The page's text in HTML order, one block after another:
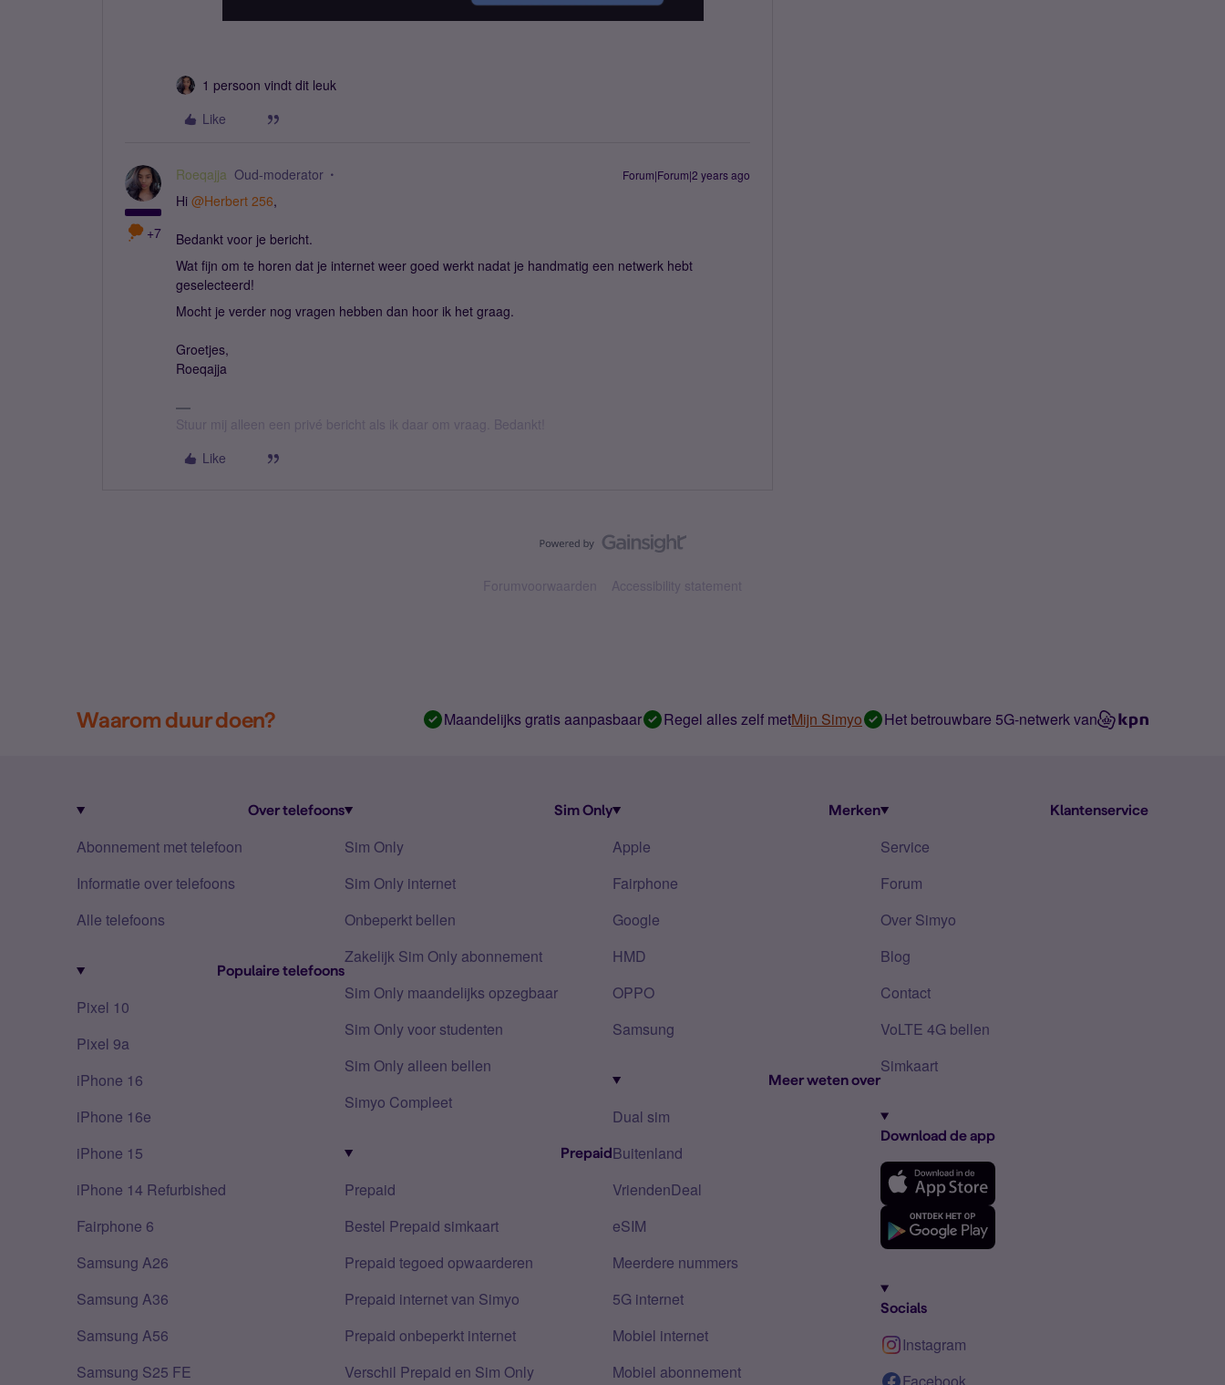
1 persoon vindt dit leuk
Like
+7
Roeqajja Oud-moderator Forum|Forum|2 years ago
Hi @Herbert 256,
Bedankt voor je bericht.
Wat fijn om te horen dat je internet weer goed werkt nadat je handmatig een netwerk hebt
geselecteerd!
Mocht je verder nog vragen hebben dan hoor ik het graag.
Groetjes,
Roeqajja
Stuur mij alleen een privé bericht als ik daar om vraag. Bedankt!
Like
Forumvoorwaarden Accessibility statement
Waarom duur doen? Maandelijks gratis aanpasbaar Regel alles zelf metMijn Simyo Het betrouwbare 5G-netwerk van
Over telefoons
Abonnement met telefoon
Informatie over telefoons
Alle telefoons
Populaire telefoons
Pixel 10
Pixel 9a
iPhone 16
iPhone 16e
iPhone 15
iPhone 14 Refurbished
Fairphone 6
Samsung A26
Samsung A36
Samsung A56
Samsung S25 FE
Sim Only
Sim Only
Sim Only internet
Onbeperkt bellen
Zakelijk Sim Only abonnement
Sim Only maandelijks opzegbaar
Sim Only voor studenten
Sim Only alleen bellen
Simyo Compleet
Prepaid
Prepaid
Bestel Prepaid simkaart
Prepaid tegoed opwaarderen
Prepaid internet van Simyo
Prepaid onbeperkt internet
Verschil Prepaid en Sim Only
Merken
Apple
Fairphone
Google
HMD
OPPO
Samsung
Meer weten over
Dual sim
Buitenland
VriendenDeal
eSIM
Meerdere nummers
5G internet
Mobiel internet
Mobiel abonnement
Klantenservice
Service
Forum
Over Simyo
Blog
Contact
VoLTE 4G bellen
Simkaart
Download de app
Socials
Instagram